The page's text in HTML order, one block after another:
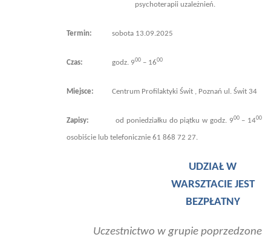
psychoterapii uzależnień.
Termin: sobota 13.09.2025
Czas: godz. 900– 1600
Miejsce: Centrum Profilaktyki Świt , Poznań ul. Świt 34
Zapisy: od poniedziałku do piątku w godz. 900– 1400
osobiście lub telefonicznie 61 868 72 27.
UDZIAŁ W
WARSZTACIE JEST
BEZPŁATNY
Uczestnictwo w grupie poprzedzone